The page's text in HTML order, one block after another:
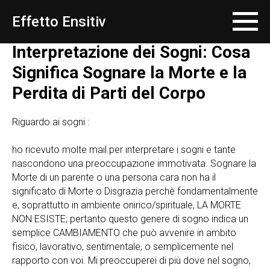
Effetto Ensitiv
Interpretazione dei Sogni: Cosa
Significa Sognare la Morte e la
Perdita di Parti del Corpo
Riguardo ai sogni :
ho ricevuto molte mail per interpretare i sogni e tante
nascondono una preoccupazione immotivata. Sognare la
Morte di un parente o una persona cara non ha il
significato di Morte o Disgrazia perchè fondamentalmente
e, soprattutto in ambiente onirico/spirituale, LA MORTE
NON ESISTE; pertanto questo genere di sogno indica un
semplice CAMBIAMENTO che può avvenire in ambito
fisico, lavorativo, sentimentale, o semplicemente nel
rapporto con voi. Mi preoccuperei di più dove nel sogno,